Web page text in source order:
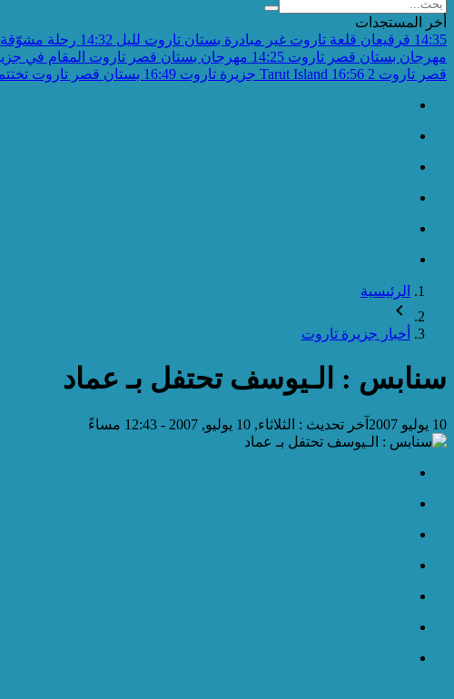
أخر المستجدات
14:35 قرقيعان قلعة تاروت غير مبادرة بستان تاروت لليل 14:32 رحلة مشوّقة
مهرجان بستان قصر تاروت 14:25 مهرجان بستان قصر تاروت المقام في
قصر تاروت 2
16:56
16:49 بستان قصر تاروت تختتم
الرئيسية
أخبار جزيرة تاروت
سنابس : الـيوسف تحتفل بـ عماد
10 يوليو 2007 آخر تحديث : الثلاثاء, 10 يوليو, 2007 - 12:43 مساءً